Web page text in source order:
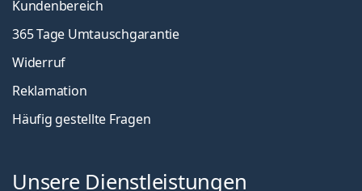
Kundenbereich
365 Tage Umtauschgarantie
Widerruf
Reklamation
Häufig gestellte Fragen
Unsere Dienstleistungen